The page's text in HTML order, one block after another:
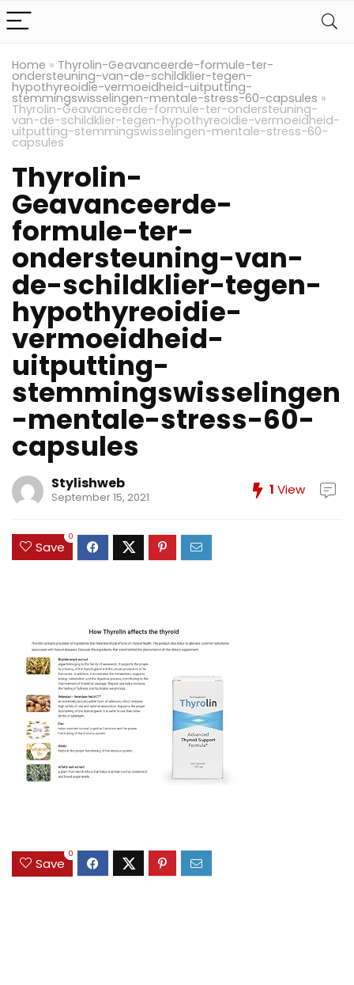
Home » Thyrolin-Geavanceerde-formule-ter-
ondersteuning-van-de-schildklier-tegen-
hypothyreoidie-vermoeidheid-uitputting-
stemmingswisselingen-mentale-stress-60-capsules »
Thyrolin-Geavanceerde-formule-ter-ondersteuning-
van-de-schildklier-tegen-hypothyreoidie-vermoeidheid-
uitputting-stemmingswisselingen-mentale-stress-60-
capsules
Thyrolin-
Geavanceerde-
formule-ter-
ondersteuning-van-
de-schildklier-tegen-
hypothyreoidie-
vermoeidheid-
uitputting-
stemmingswisselingen
-mentale-stress-60-
capsules
Stylishweb
September 15, 2021 1 View
Save
0
Save
0